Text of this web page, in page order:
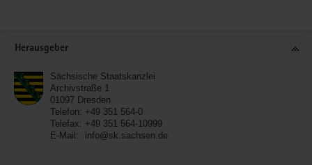
Herausgeber
Sächsische Staatskanzlei
Archivstraße 1
01097 Dresden
Telefon: +49 351 564-0
Telefax: +49 351 564-10999
E-Mail:
info@sk.sachsen.de